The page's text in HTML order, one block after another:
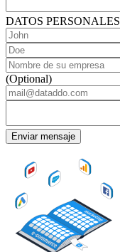
DATOS PERSONALES
(Optional)
Enviar mensaje